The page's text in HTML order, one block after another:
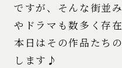
ですが、そんな街並
やドラマも数多く存在
本日はその作品たち
します♪